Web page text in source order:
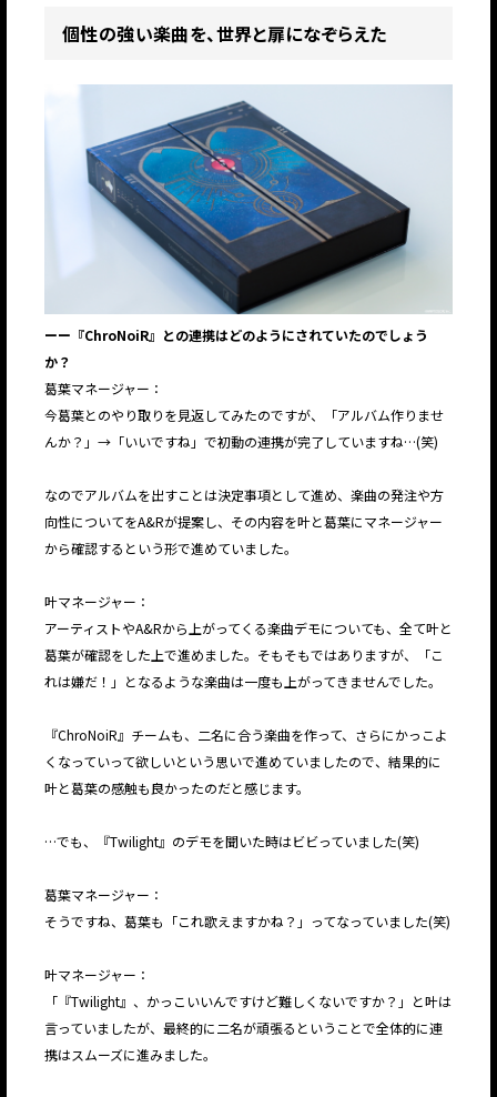
個性の強い楽曲を、世界と扉になぞらえた
ーー『ChroNoiR』との連携はどのようにされていたのでしょう
か？
葛葉マネージャー：
今葛葉とのやり取りを見返してみたのですが、「アルバム作りませ
んか？」→「いいですね」で初動の連携が完了していますね…(笑)
なのでアルバムを出すことは決定事項として進め、楽曲の発注や方
向性についてをA&Rが提案し、その内容を叶と葛葉にマネージャー
から確認するという形で進めていました。
叶マネージャー：
アーティストやA&Rから上がってくる楽曲デモについても、全て叶と
葛葉が確認をした上で進めました。そもそもではありますが、「こ
れは嫌だ！」となるような楽曲は一度も上がってきませんでした。
『ChroNoiR』チームも、二名に合う楽曲を作って、さらにかっこよ
くなっていって欲しいという思いで進めていましたので、結果的に
叶と葛葉の感触も良かったのだと感じます。
…でも、『Twilight』のデモを聞いた時はビビっていました(笑)
葛葉マネージャー：
そうですね、葛葉も「これ歌えますかね？」ってなっていました(笑)
叶マネージャー：
「『Twilight』、かっこいいんですけど難しくないですか？」と叶は
言っていましたが、最終的に二名が頑張るということで全体的に連
携はスムーズに進みました。